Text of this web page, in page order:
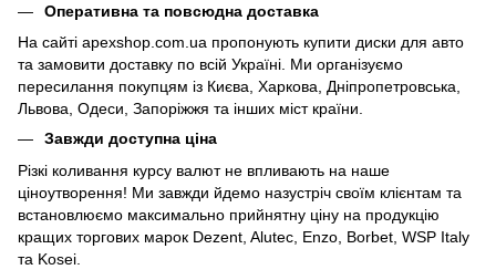
Оперативна та повсюдна доставка
На сайті apexshop.com.ua пропонують купити диски для авто
та замовити доставку по всій Україні. Ми організуємо
пересилання покупцям із Києва, Харкова, Дніпропетровська,
Львова, Одеси, Запоріжжя та інших міст країни.
Завжди доступна ціна
Різкі коливання курсу валют не впливають на наше
ціноутворення! Ми завжди йдемо назустріч своїм клієнтам та
встановлюємо максимально прийнятну ціну на продукцію
кращих торгових марок Dezent, Alutec, Enzo, Borbet, WSP Italy
та Kosei.